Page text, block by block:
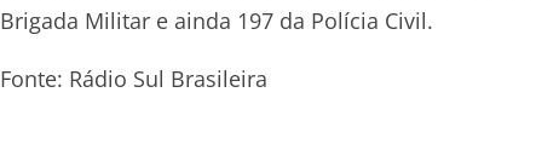
Brigada Militar e ainda 197 da Polícia Civil.
Fonte: Rádio Sul Brasileira